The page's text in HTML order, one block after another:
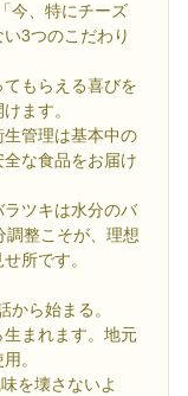
今、特にチーズ
3つのこだわり
てもらえる喜びを
ます。
生管理は基本中の
な食品をお届け
ラツキは水分のバ
調整こそが、理想
所です。
ら始まる。
まれます。地元
。
を壊さないよ